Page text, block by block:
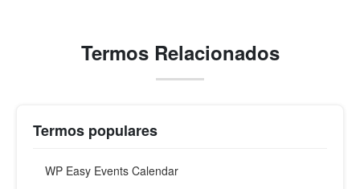
Termos Relacionados
Termos populares
WP Easy Events Calendar